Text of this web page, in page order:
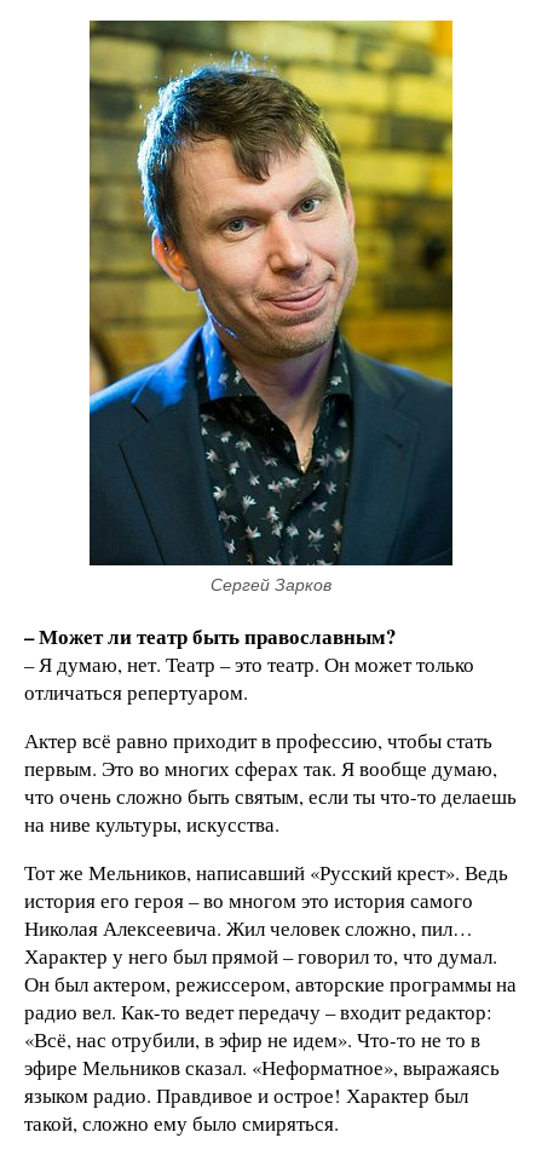
Сергей Зарков
– Может ли театр быть православным?
– Я думаю, нет. Театр – это театр. Он может только
отличаться репертуаром.
Актер всё равно приходит в профессию, чтобы стать
первым. Это во многих сферах так. Я вообще думаю,
что очень сложно быть святым, если ты что-то делаешь
на ниве культуры, искусства.
Тот же Мельников, написавший «Русский крест». Ведь
история его героя – во многом это история самого
Николая Алексеевича. Жил человек сложно, пил…
Характер у него был прямой – говорил то, что думал.
Он был актером, режиссером, авторские программы на
радио вел. Как-то ведет передачу – входит редактор:
«Всё, нас отрубили, в эфир не идем». Что-то не то в
эфире Мельников сказал. «Неформатное», выражаясь
языком радио. Правдивое и острое! Характер был
такой, сложно ему было смиряться.